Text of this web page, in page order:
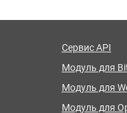
Сервис API
Модуль для
Модуль для
Модуль для